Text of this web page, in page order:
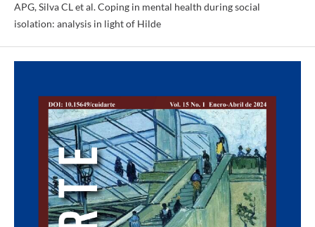
APG, Silva CL et al. Coping in mental health during social
isolation: analysis in light of Hilde